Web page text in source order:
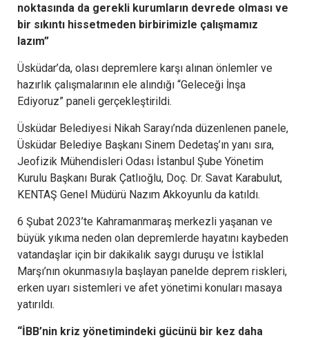
noktasında da gerekli kurumların devrede olması ve
bir sıkıntı hissetmeden birbirimizle çalışmamız
lazım”
Üsküdar’da, olası depremlere karşı alınan önlemler ve
hazırlık çalışmalarının ele alındığı “Geleceği İnşa
Ediyoruz” paneli gerçekleştirildi.
Üsküdar Belediyesi Nikah Sarayı’nda düzenlenen panele,
Üsküdar Belediye Başkanı Sinem Dedetaş’ın yanı sıra,
Jeofizik Mühendisleri Odası İstanbul Şube Yönetim
Kurulu Başkanı Burak Çatlıoğlu, Doç. Dr. Savat Karabulut,
KENTAŞ Genel Müdürü Nazım Akkoyunlu da katıldı.
6 Şubat 2023’te Kahramanmaraş merkezli yaşanan ve
büyük yıkıma neden olan depremlerde hayatını kaybeden
vatandaşlar için bir dakikalık saygı duruşu ve İstiklal
Marşı’nın okunmasıyla başlayan panelde deprem riskleri,
erken uyarı sistemleri ve afet yönetimi konuları masaya
yatırıldı.
“İBB’nin kriz yönetimindeki gücünü bir kez daha